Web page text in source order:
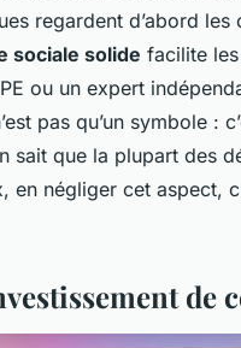
regardent d’abord
sociale solide facilite
ou un expert
pas qu’un symbole :
sait que la plupart des
en négliger cet aspect,